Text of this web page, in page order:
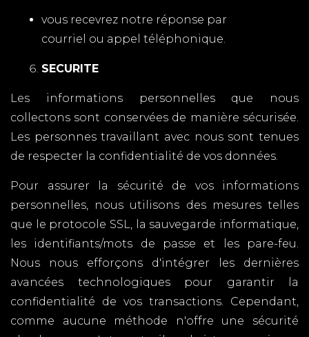
vous recevrez notre réponse par
courriel ou appel téléphonique.
SECURITE
Les informations personnelles que nous
collectons sont conservées de manière sécurisée.
Les personnes travaillant avec nous sont tenues
de respecter la confidentialité de vos données.
Pour assurer la sécurité de vos informations
personnelles, nous utilisons des mesures telles
que le protocole SSL, la sauvegarde informatique,
les identifiants/mots de passe et les pare-feu.
Nous nous efforçons d'intégrer les dernières
avancées technologiques pour garantir la
confidentialité de vos transactions. Cependant,
comme aucune méthode n'offre une sécurité